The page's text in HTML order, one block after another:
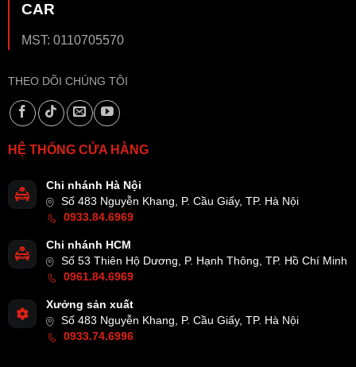
CAR
MST: 0110705570
THEO DÕI CHÚNG TÔI
HỆ THỐNG CỬA HÀNG
Chi nhánh Hà Nội
Số 483 Nguyễn Khang, P. Cầu Giấy, TP. Hà Nội
0933.84.6969
Chi nhánh HCM
Số 53 Thiên Hộ Dương, P. Hạnh Thông, TP. Hồ Chí Minh
0961.84.6969
Xưởng sản xuất
Số 483 Nguyễn Khang, P. Cầu Giấy, TP. Hà Nội
0933.74.6996